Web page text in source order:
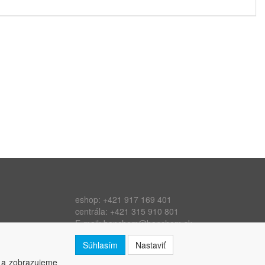
eshop: +421 917 169 401
centrála: +421 315 910 801
E-mail:banchem@banchem.sk
Web:www.banchem.sk
zobrazujeme
Súhlasím Nastaviť